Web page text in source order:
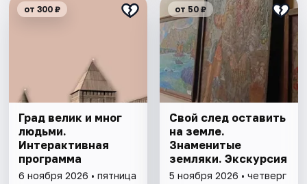
от 300 ₽
Град велик и мног
людьми.
Интерактивная
программа
6 ноября 2026 • пятница
от 50 ₽
Свой след оставить
на земле.
Знаменитые
земляки. Экскурсия
5 ноября 2026 • четверг